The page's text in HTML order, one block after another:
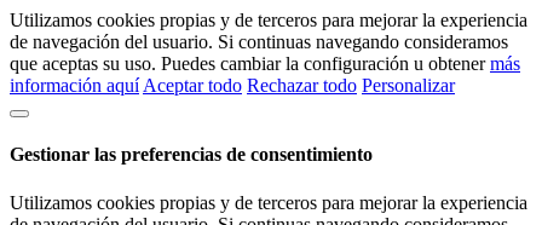
Utilizamos cookies propias y de terceros para mejorar la experiencia
de navegación del usuario. Si continuas navegando consideramos
que aceptas su uso. Puedes cambiar la configuración u obtenermás
información aquí Aceptar todo Rechazar todo Personalizar
Gestionar las preferencias de consentimiento
Utilizamos cookies propias y de terceros para mejorar la experiencia